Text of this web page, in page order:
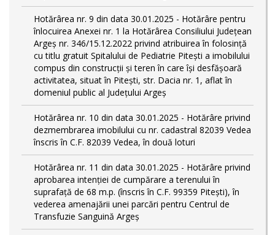
Hotărârea nr. 9 din data 30.01.2025 - Hotărâre pentru
înlocuirea Anexei nr. 1 la Hotărârea Consiliului Județean
Argeș nr. 346/15.12.2022 privind atribuirea în folosință
cu titlu gratuit Spitalului de Pediatrie Pitești a imobilului
compus din construcții și teren în care își desfășoară
activitatea, situat în Pitești, str. Dacia nr. 1, aflat în
domeniul public al Județului Argeș
Hotărârea nr. 10 din data 30.01.2025 - Hotărâre privind
dezmembrarea imobilului cu nr. cadastral 82039 Vedea
înscris în C.F. 82039 Vedea, în două loturi
Hotărârea nr. 11 din data 30.01.2025 - Hotărâre privind
aprobarea intenției de cumpărare a terenului în
suprafață de 68 m.p. (înscris în C.F. 99359 Pitești), în
vederea amenajării unei parcări pentru Centrul de
Transfuzie Sanguină Argeș